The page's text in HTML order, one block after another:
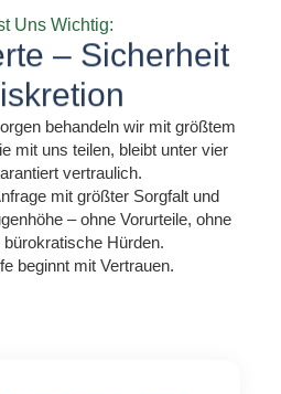
Uns Wichtig:
– Sicherheit
behandeln wir mit größtem
mit uns teilen, bleibt unter vier
vertraulich.
mit größter Sorgfaltund
– ohne Vorurteile, ohne
Hürden.
beginnt mit Vertrauen.